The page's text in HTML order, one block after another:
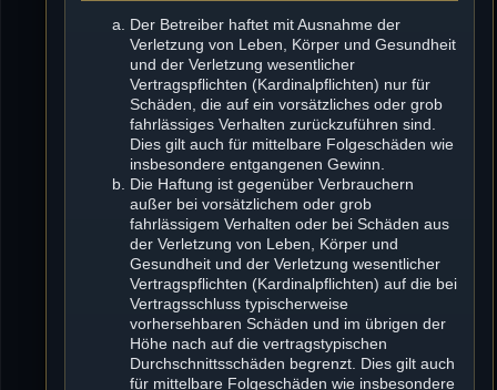
Der Betreiber haftet mit Ausnahme der
Verletzung von Leben, Körper und Gesundheit
und der Verletzung wesentlicher
Vertragspflichten (Kardinalpflichten) nur für
Schäden, die auf ein vorsätzliches oder grob
fahrlässiges Verhalten zurückzuführen sind.
Dies gilt auch für mittelbare Folgeschäden wie
insbesondere entgangenen Gewinn.
Die Haftung ist gegenüber Verbrauchern
außer bei vorsätzlichem oder grob
fahrlässigem Verhalten oder bei Schäden aus
der Verletzung von Leben, Körper und
Gesundheit und der Verletzung wesentlicher
Vertragspflichten (Kardinalpflichten) auf die bei
Vertragsschluss typischerweise
vorhersehbaren Schäden und im übrigen der
Höhe nach auf die vertragstypischen
Durchschnittsschäden begrenzt. Dies gilt auch
für mittelbare Folgeschäden wie insbesondere